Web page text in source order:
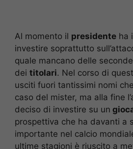
Al momento il presidente ha
investire soprattutto
quale mancano delle
dei titolari. Nel corso di
usciti fuori tantissimi nomi
caso del mister, ma alla fine
deciso di investire su un
prospettiva che ha davanti a
importante nel calcio
ultime stagioni è riuscito a